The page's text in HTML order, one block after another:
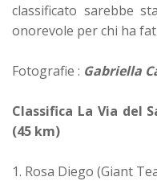
classificato sarebbe
onorevole per chi ha
Fotografie : Gabriella
Classifica La Via del
(45 km)
1. Rosa Diego (Giant